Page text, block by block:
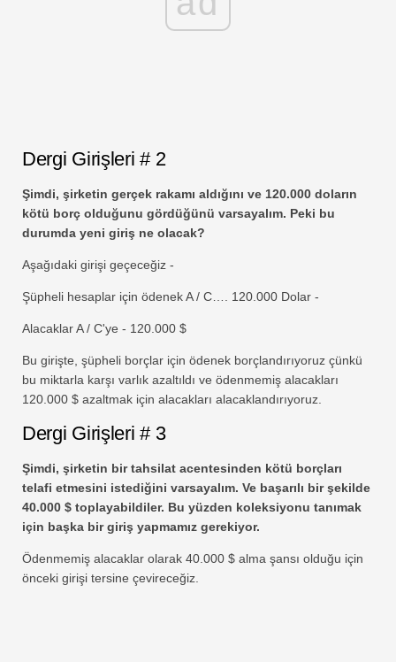
Dergi Girişleri # 2
Şimdi, şirketin gerçek rakamı aldığını ve 120.000 doların
kötü borç olduğunu gördüğünü varsayalım. Peki bu
durumda yeni giriş ne olacak?
Aşağıdaki girişi geçeceğiz -
Şüpheli hesaplar için ödenek A / C…. 120.000 Dolar -
Alacaklar A / C'ye - 120.000 $
Bu girişte, şüpheli borçlar için ödenek borçlandırıyoruz çünkü
bu miktarla karşı varlık azaltıldı ve ödenmemiş alacakları
120.000 $ azaltmak için alacakları alacaklandırıyoruz.
Dergi Girişleri # 3
Şimdi, şirketin bir tahsilat acentesinden kötü borçları
telafi etmesini istediğini varsayalım. Ve başarılı bir şekilde
40.000 $ toplayabildiler. Bu yüzden koleksiyonu tanımak
için başka bir giriş yapmamız gerekiyor.
Ödenmemiş alacaklar olarak 40.000 $ alma şansı olduğu için
önceki girişi tersine çevireceğiz.